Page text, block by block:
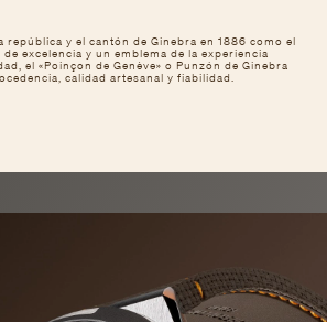
república y el cantón de Ginebra en 1886 como el
excelencia y un emblema de la experiencia
el «Poinçon de Genève» o Punzón de Ginebra
calidad artesanal y fiabilidad.